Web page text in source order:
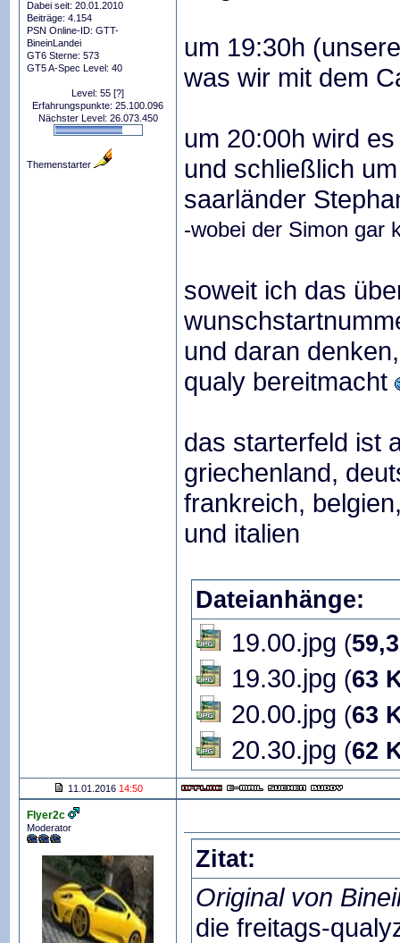
Dabei seit: 20.01.2010
Beiträge: 4.154
PSN Online-ID: GTT-
BineinLandei
GT6 Sterne: 573
GT5 A-Spec Level: 40
Level: 55 [?]
Erfahrungspunkte: 25.100.096
Nächster Level: 26.073.450
Themenstarter
um 19:30h
was wir mit dem
um 20:00h wird
und schließlich
saarländer
-wobei der Simon gar
soweit ich das
und daran
qualy bereitmacht
das starterfeld ist
griechenland,
frankreich,
und italien
Dateianhänge:
19.00.jpg (
19.30.jpg (63
20.00.jpg (63
20.30.jpg (62
11.01.2016 14:50
Flyer2c
Moderator
Zitat:
Original von
die freitags-